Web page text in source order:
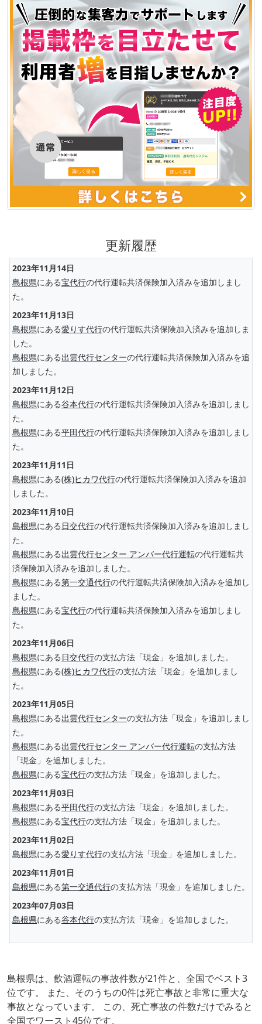
更新履歴
2023年11月14日
島根県にある宝代行の代行運転共済保険加入済みを追加しまし
た。
2023年11月13日
島根県にある愛りす代行の代行運転共済保険加入済みを追加しま
した。
島根県にある出雲代行センターの代行運転共済保険加入済みを追
加しました。
2023年11月12日
島根県にある谷本代行の代行運転共済保険加入済みを追加しまし
た。
島根県にある平田代行の代行運転共済保険加入済みを追加しまし
た。
2023年11月11日
島根県にある(株)ヒカワ代行の代行運転共済保険加入済みを追加
しました。
2023年11月10日
島根県にある 日交代行の代行運転共済保険加入済みを追加しまし
た。
島根県にある出雲代行センター アンバー代行運転の代行運転共
済保険加入済みを追加しました。
島根県にある第一交通代行の代行運転共済保険加入済みを追加し
ました。
島根県にある宝代行の代行運転共済保険加入済みを追加しまし
た。
2023年11月06日
島根県にある 日交代行の支払方法「現金」を追加しました。
島根県にある(株)ヒカワ代行の支払方法「現金」を追加しまし
た。
2023年11月05日
島根県にある出雲代行センターの支払方法「現金」を追加しまし
た。
島根県にある出雲代行センター アンバー代行運転の支払方法
「現金」を追加しました。
島根県にある宝代行の支払方法「現金」を追加しました。
2023年11月03日
島根県にある平田代行の支払方法「現金」を追加しました。
島根県にある宝代行の支払方法「現金」を追加しました。
2023年11月02日
島根県にある愛りす代行の支払方法「現金」を追加しました。
2023年11月01日
島根県にある第一交通代行の支払方法「現金」を追加しました。
2023年07月03日
島根県にある谷本代行の支払方法「現金」を追加しました。
島根県は、飲酒運転の事故件数が21件と、全国でベスト3
位です。 また、そのうちの0件は死亡事故と非常に重大な
事故となっています。 この、死亡事故の件数だけでみると
全国でワースト45位です。